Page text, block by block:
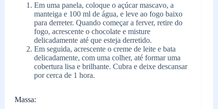
Em uma panela, coloque o açúcar mascavo, a
manteiga e 100 ml de água, e leve ao fogo baixo
para derreter. Quando começar a ferver, retire do
fogo, acrescente o chocolate e misture
delicadamente até que esteja derretido.
Em seguida, acrescente o creme de leite e bata
delicadamente, com uma colher, até formar uma
cobertura lisa e brilhante. Cubra e deixe descansar
por cerca de 1 hora.
Massa: